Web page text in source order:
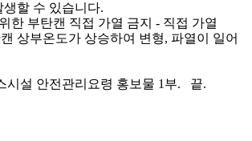
생할 수 있습니다.
한 부탄캔 직접 가열 금지 - 직접 가열
상부온도가 상승하여 변형, 파열이 일어
시설 안전관리요령 홍보물 1부.   끝.